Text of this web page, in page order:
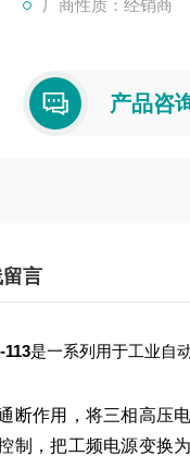
厂商性质：经销商
产品咨
言
是一系列用于工业自
断作用，将三相高压
制，把工频电源变换